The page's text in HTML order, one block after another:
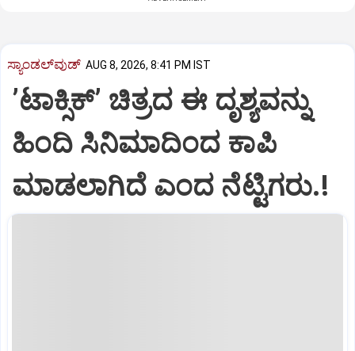
ಸ್ಯಾಂಡಲ್‌ವುಡ್‌ AUG 8, 2026, 8:41 PM IST
ʼಟಾಕ್ಸಿಕ್‌ʼ ಚಿತ್ರದ ಈ ದೃಶ್ಯವನ್ನು
ಹಿಂದಿ ಸಿನಿಮಾದಿಂದ ಕಾಪಿ
ಮಾಡಲಾಗಿದೆ ಎಂದ ನೆಟ್ಟಿಗರು.!